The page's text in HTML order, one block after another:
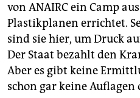
von ANAIRC ein Camp
Plastikplanen errichtet.
sind sie hier, um Druck
Der Staat bezahlt den
Aber es gibt keine
schon gar keine Auflagen